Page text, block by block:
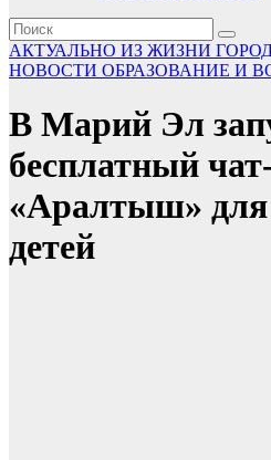
АКТУАЛЬНО ИЗ ЖИЗНИ
НОВОСТИ ОБРАЗОВАНИЕ И
В Марий Эл
бесплатный
«Аралтыш» для
детей